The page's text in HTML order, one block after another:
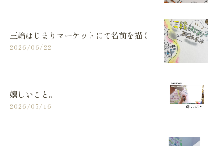
三輪はじまりマーケットにて名前を描く
2026/06/22
嬉しいこと。
2026/05/16